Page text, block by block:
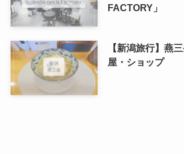
FACTORY」
【新潟旅行】燕
屋・ショップ